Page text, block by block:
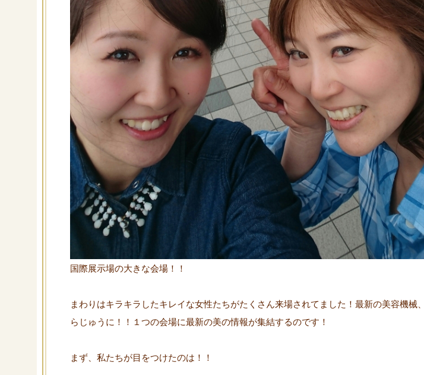
国際展示場の大きな会場！！
まわりはキラキラしたキレイな女性たちがたくさん来場されてました！最新の美容機械
らじゅうに！！１つの会場に最新の美の情報が集結するのです！
まず、私たちが目をつけたのは！！